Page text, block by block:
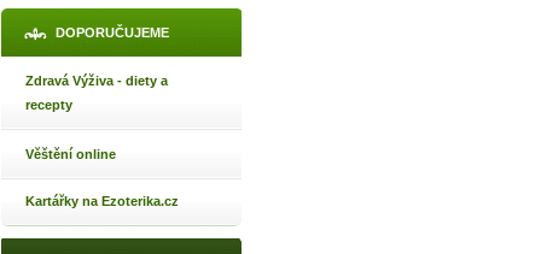
DOPORUČUJEME
Zdravá Výživa - diety a
recepty
Věštění online
Kartářky na Ezoterika.cz